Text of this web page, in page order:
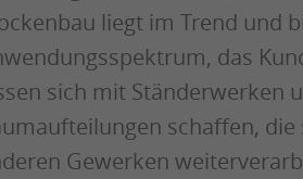
liegt im Trend und
das
sich mit Ständerwerken
schaffen,
Gewerken